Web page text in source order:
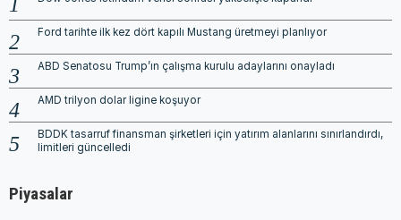
Ford tarihte ilk kez dört kapılı Mustang üretmeyi planlıyor
ABD Senatosu Trump’ın çalışma kurulu adaylarını onayladı
AMD trilyon dolar ligine koşuyor
BDDK tasarruf finansman şirketleri için yatırım alanlarını sınırlandırdı,
limitleri güncelledi
Piyasalar